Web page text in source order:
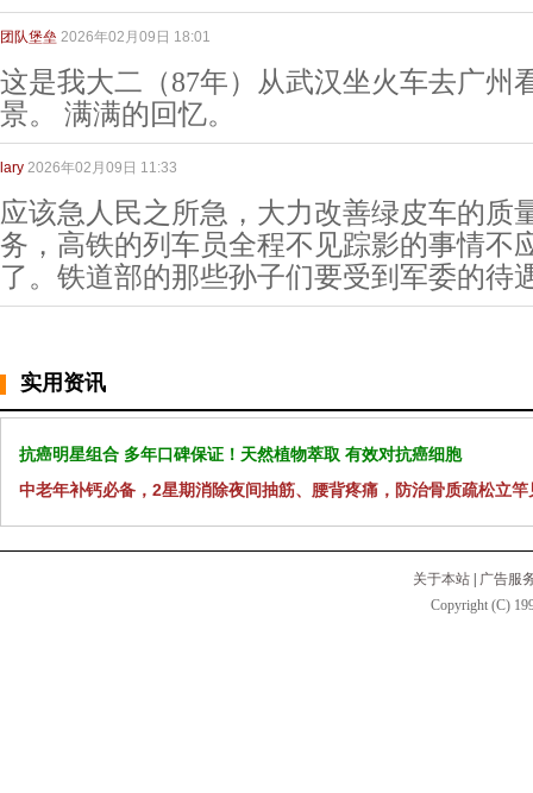
团队堡垒 2026年02月09日 18:01
这是我大二（87年）从武汉坐火车去广州
景。 满满的回忆。
lary 2026年02月09日 11:33
应该急人民之所急，大力改善绿皮车的质
务，高铁的列车员全程不见踪影的事情不
了。铁道部的那些孙子们要受到军委的待
实用资讯
抗癌明星组合 多年口碑保证！天然植物萃取 有效对抗癌细胞
中老年补钙必备，2星期消除夜间抽筋、腰背疼痛，防治骨质疏松立竿
关于本站
广告服
Copyright (C)